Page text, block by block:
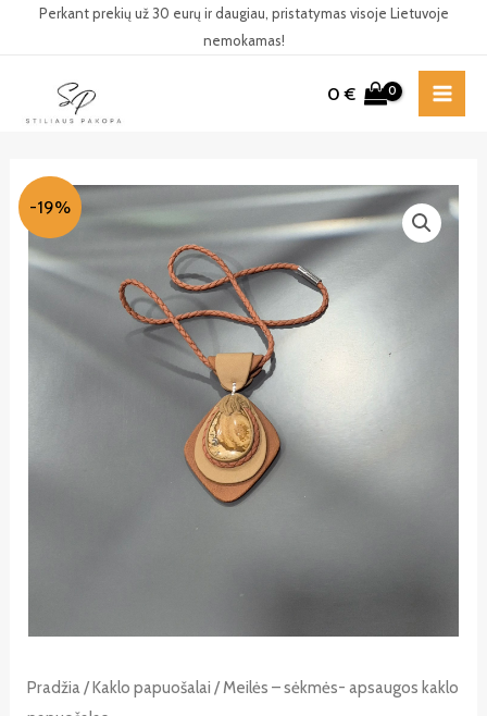
PereitiPerkant prekių už 30 eurų ir daugiau, pristatymas visoje Lietuvoje
nemokamas!
0 €
-19%
Pradžia/Kaklo papuošalai / Meilės – sėkmės- apsaugos kaklo